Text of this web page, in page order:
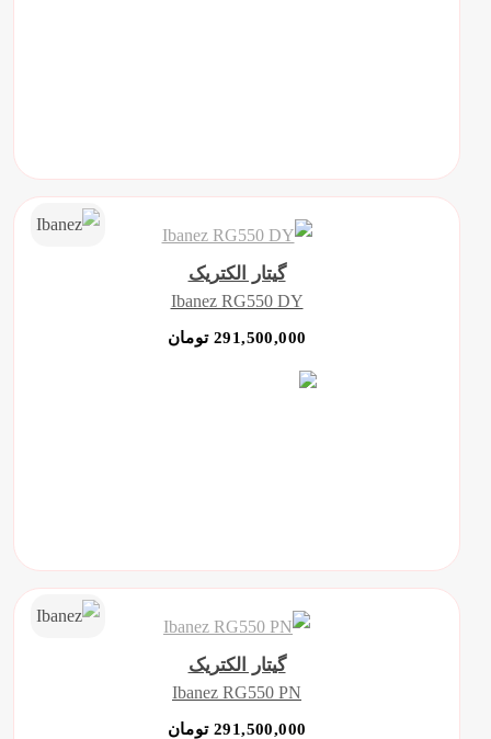
گیتار الکتریک
Ibanez RG550 DY
291,500,000 تومان
گیتار الکتریک
Ibanez RG550 PN
291,500,000 تومان